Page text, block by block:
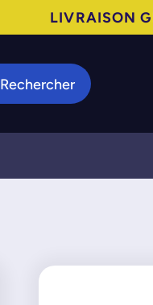
LIVRAISON
Rechercher